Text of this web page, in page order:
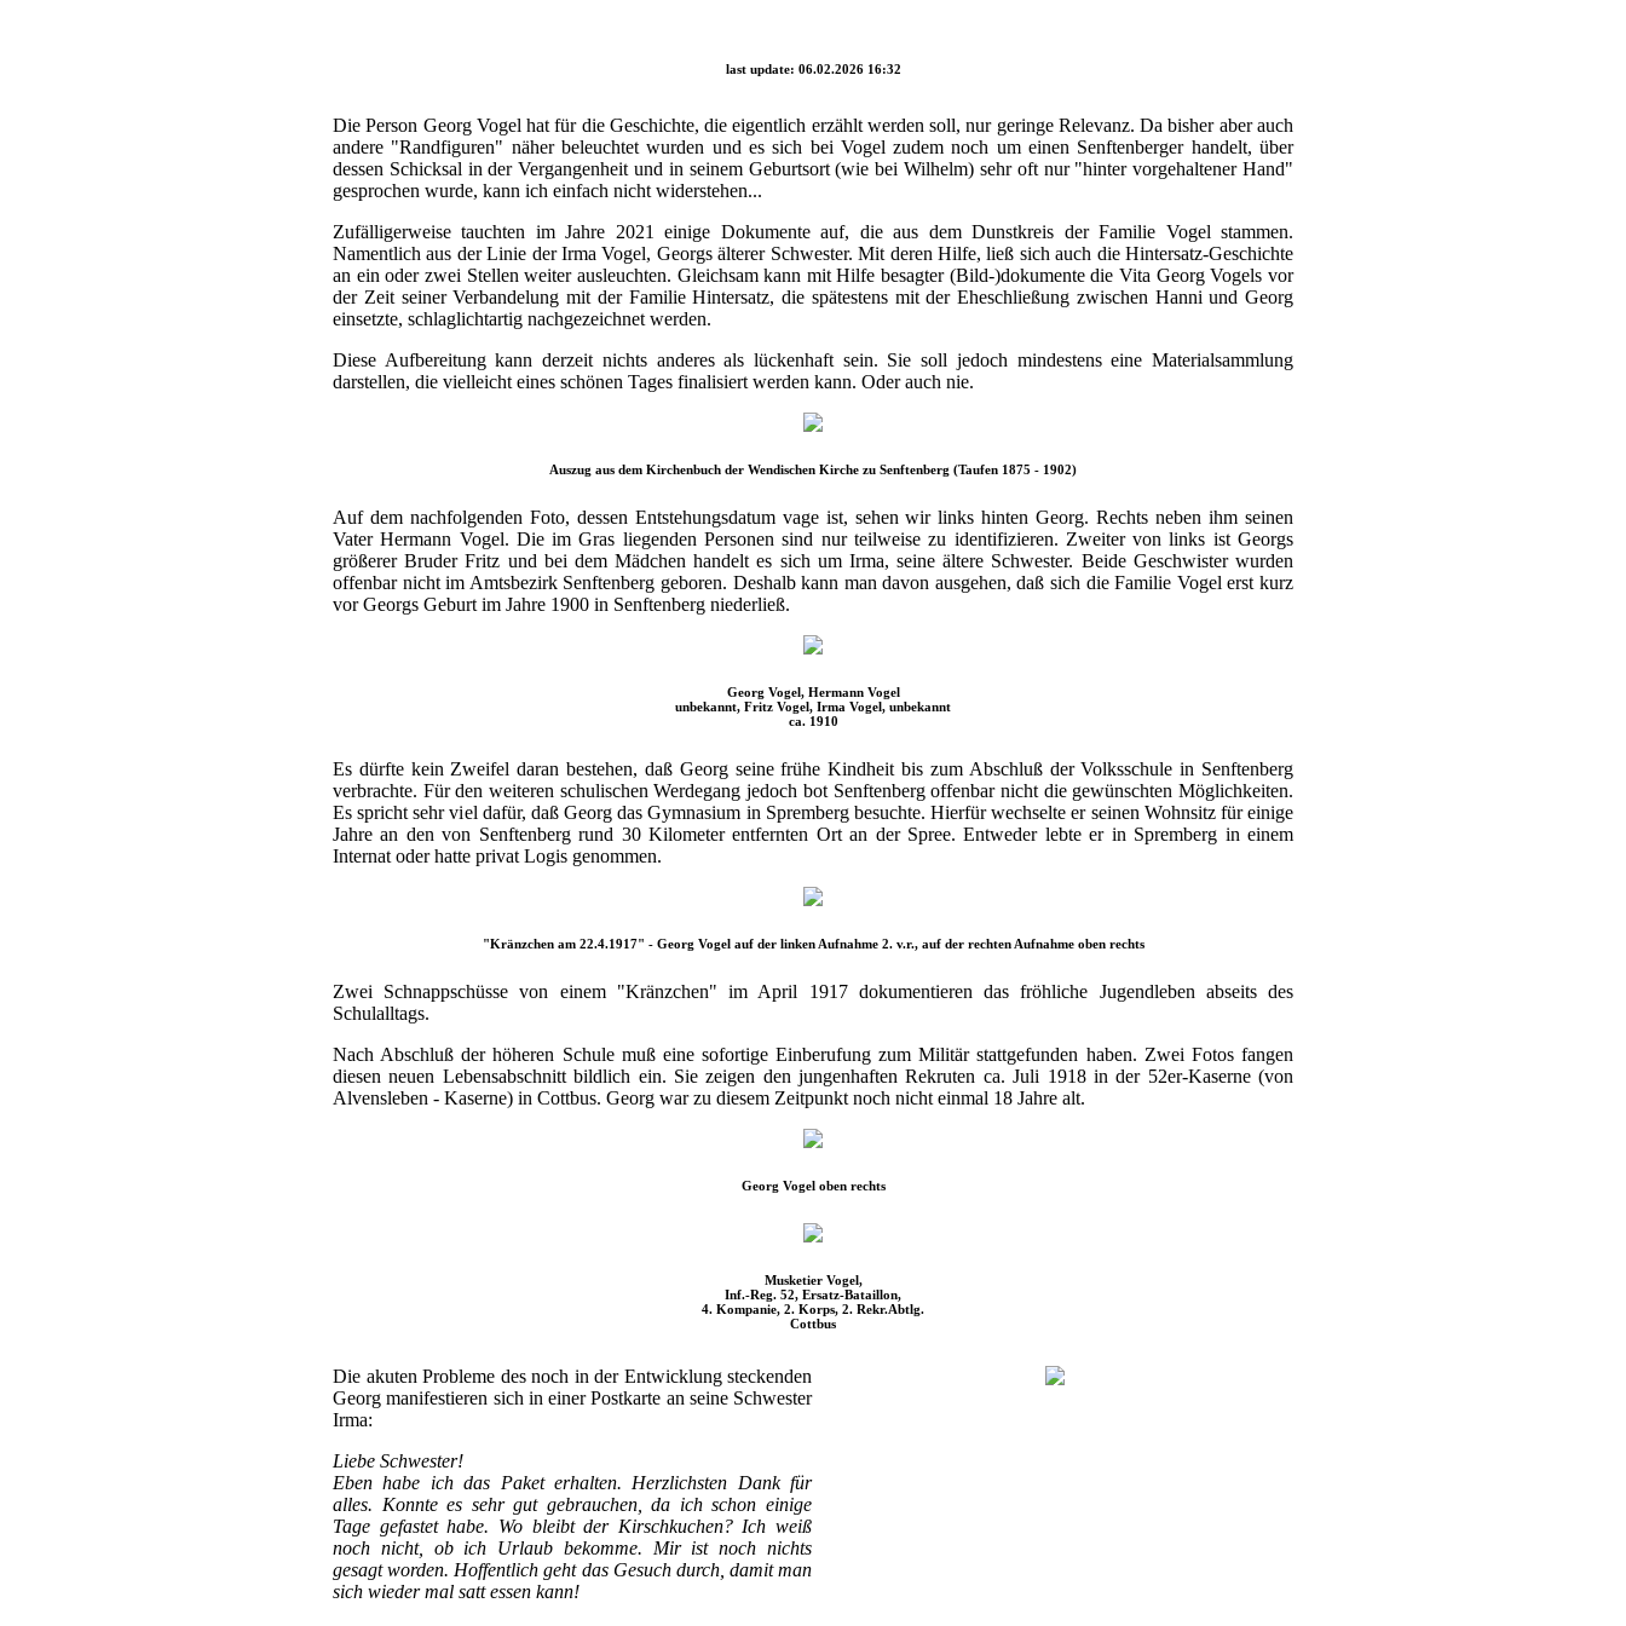
last update: 06.02.2026 16:32
Die Person Georg Vogel hat für die Geschichte, die eigentlich erzählt werden soll, nur geringe Relevanz. Da bisher aber auch
andere "Randfiguren" näher beleuchtet wurden und es sich bei Vogel zudem noch um einen Senftenberger handelt, über
dessen Schicksal in der Vergangenheit und in seinem Geburtsort (wie bei Wilhelm) sehr oft nur "hinter vorgehaltener Hand"
gesprochen wurde, kann ich einfach nicht widerstehen...
Zufälligerweise tauchten im Jahre 2021 einige Dokumente auf, die aus dem Dunstkreis der Familie Vogel stammen.
Namentlich aus der Linie der Irma Vogel, Georgs älterer Schwester. Mit deren Hilfe, ließ sich auch die Hintersatz-Geschichte
an ein oder zwei Stellen weiter ausleuchten. Gleichsam kann mit Hilfe besagter (Bild-)dokumente die Vita Georg Vogels vor
der Zeit seiner Verbandelung mit der Familie Hintersatz, die spätestens mit der Eheschließung zwischen Hanni und Georg
einsetzte, schlaglichtartig nachgezeichnet werden.
Diese Aufbereitung kann derzeit nichts anderes als lückenhaft sein. Sie soll jedoch mindestens eine Materialsammlung
darstellen, die vielleicht eines schönen Tages finalisiert werden kann. Oder auch nie.
Auszug aus dem Kirchenbuch der Wendischen Kirche zu Senftenberg (Taufen 1875 - 1902)
Auf dem nachfolgenden Foto, dessen Entstehungsdatum vage ist, sehen wir links hinten Georg. Rechts neben ihm seinen
Vater Hermann Vogel. Die im Gras liegenden Personen sind nur teilweise zu identifizieren. Zweiter von links ist Georgs
größerer Bruder Fritz und bei dem Mädchen handelt es sich um Irma, seine ältere Schwester. Beide Geschwister wurden
offenbar nicht im Amtsbezirk Senftenberg geboren. Deshalb kann man davon ausgehen, daß sich die Familie Vogel erst kurz
vor Georgs Geburt im Jahre 1900 in Senftenberg niederließ.
Georg Vogel, Hermann Vogel
unbekannt, Fritz Vogel, Irma Vogel, unbekannt
ca. 1910
Es dürfte kein Zweifel daran bestehen, daß Georg seine frühe Kindheit bis zum Abschluß der Volksschule in Senftenberg
verbrachte. Für den weiteren schulischen Werdegang jedoch bot Senftenberg offenbar nicht die gewünschten Möglichkeiten.
Es spricht sehr viel dafür, daß Georg das Gymnasium in Spremberg besuchte. Hierfür wechselte er seinen Wohnsitz für einige
Jahre an den von Senftenberg rund 30 Kilometer entfernten Ort an der Spree. Entweder lebte er in Spremberg in einem
Internat oder hatte privat Logis genommen.
"Kränzchen am 22.4.1917" - Georg Vogel auf der linken Aufnahme 2. v.r., auf der rechten Aufnahme oben rechts
Zwei Schnappschüsse von einem "Kränzchen" im April 1917 dokumentieren das fröhliche Jugendleben abseits des
Schulalltags.
Nach Abschluß der höheren Schule muß eine sofortige Einberufung zum Militär stattgefunden haben. Zwei Fotos fangen
diesen neuen Lebensabschnitt bildlich ein. Sie zeigen den jungenhaften Rekruten ca. Juli 1918 in der 52er-Kaserne (von
Alvensleben - Kaserne) in Cottbus. Georg war zu diesem Zeitpunkt noch nicht einmal 18 Jahre alt.
Georg Vogel oben rechts
Musketier Vogel,
Inf.-Reg. 52, Ersatz-Bataillon,
4. Kompanie, 2. Korps, 2. Rekr.Abtlg.
Cottbus
Die akuten Probleme des noch in der Entwicklung steckenden
Georg manifestieren sich in einer Postkarte an seine Schwester
Irma:
Liebe Schwester!
Eben habe ich das Paket erhalten. Herzlichsten Dank für
alles. Konnte es sehr gut gebrauchen, da ich schon einige
Tage gefastet habe. Wo bleibt der Kirschkuchen? Ich weiß
noch nicht, ob ich Urlaub bekomme. Mir ist noch nichts
gesagt worden. Hoffentlich geht das Gesuch durch, damit man
sich wieder mal satt essen kann!